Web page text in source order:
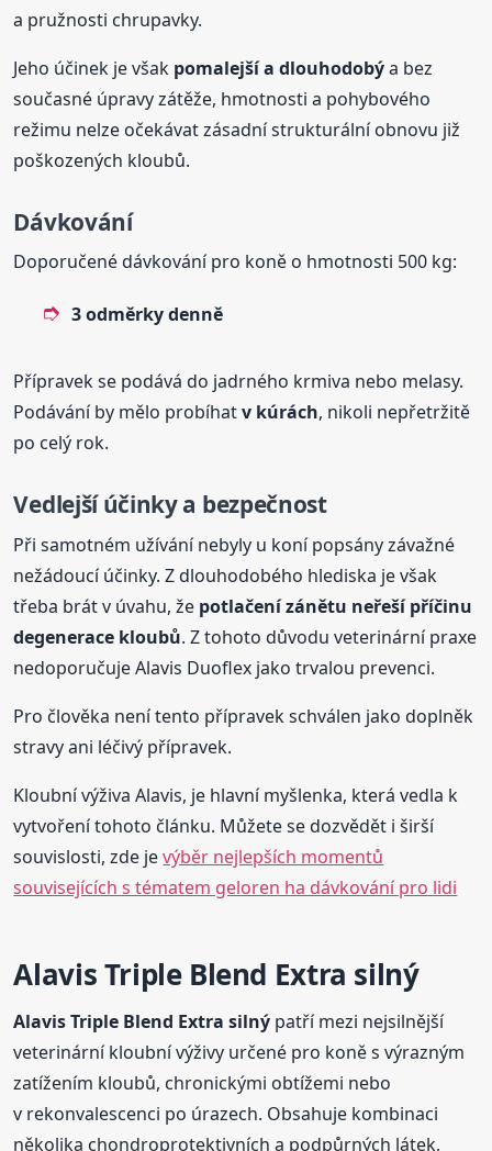
a pružnosti chrupavky.
Jeho účinek je však pomalejší a dlouhodobýa bez
současné úpravy zátěže, hmotnosti a pohybového
režimu nelze očekávat zásadní strukturální obnovu již
poškozených kloubů.
Dávkování
Doporučené dávkování pro koně o hmotnosti 500 kg:
3 odměrky denně
Přípravek se podává do jadrného krmiva nebo melasy.
Podávání by mělo probíhatv kúrách, nikoli nepřetržitě
po celý rok.
Vedlejší účinky a bezpečnost
Při samotném užívání nebyly u koní popsány závažné
nežádoucí účinky. Z dlouhodobého hlediska je však
třeba brát v úvahu, že potlačení zánětu neřeší příčinu
degenerace kloubů. Z tohoto důvodu veterinární praxe
nedoporučuje Alavis Duoflex jako trvalou prevenci.
Pro člověka není tento přípravek schválen jako doplněk
stravy ani léčivý přípravek.
Kloubní výživa Alavis, je hlavní myšlenka, která vedla k
vytvoření tohoto článku. Můžete se dozvědět i širší
souvislosti, zde jevýběr nejlepších momentů
souvisejících s tématem geloren ha dávkování pro lidi
Alavis Triple Blend Extra silný
Alavis Triple Blend Extra silný patří mezi nejsilnější
veterinární kloubní výživy určené pro koně s výrazným
zatížením kloubů, chronickými obtížemi nebo
v rekonvalescenci po úrazech. Obsahuje kombinaci
několika chondroprotektivních a podpůrných látek,